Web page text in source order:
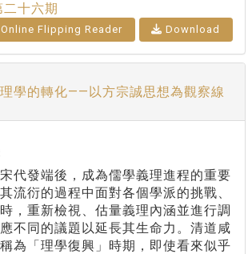
十六期
Online Flipping Reader Download
學的轉化——以方宗誠思想為觀察線
發端後，成為儒學義理進程的重要
流衍的過程中面對各個學派的挑戰、
，重新檢視、估量義理內涵並進行調
不同的議題以延長其生命力。清道咸
為「理學復興」時期，即使看來似乎